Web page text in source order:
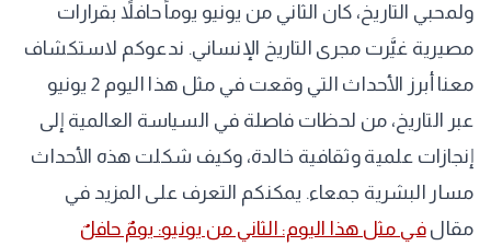
ولمحبي التاريخ، كان الثاني من يونيو يوماً حافلاً بقرارات
مصيرية غيَّرت مجرى التاريخ الإنساني. ندعوكم لاستكشاف
معنا أبرز الأحداث التي وقعت في مثل هذا اليوم 2 يونيو
عبر التاريخ، من لحظات فاصلة في السياسة العالمية إلى
إنجازات علمية وثقافية خالدة، وكيف شكلت هذه الأحداث
مسار البشرية جمعاء. يمكنكم التعرف على المزيد في
مقالفي مثل هذا اليوم: الثاني من يونيو: يومٌ حافلٌ